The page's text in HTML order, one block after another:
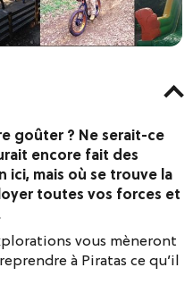
goûter ? Ne serait-ce
encore fait des
ici, mais où se trouve la
toutes vos forces et
vous mèneront
à Piratas ce qu’il